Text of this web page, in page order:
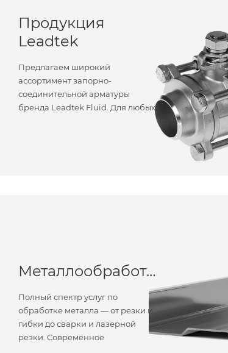
Продукция
Leadtek
Предлагаем широкий
ассортимент запорно-
соединительной арматуры
бренда Leadtek Fluid. Для любых
Металлообработка
Полный спектр услуг по
обработке металла — от резки и
гибки до сварки и лазерной
резки. Современное